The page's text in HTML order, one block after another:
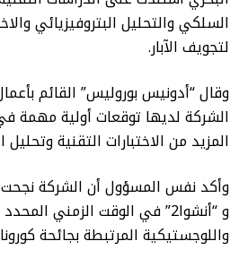
السلكي والتحليل البتروفيزيائي
لتجويف الآبار.
وقال “أدونيس بوروليس” القائم
المزيد من الاختبارات التقنية وتحليل
و “أنشوا2” في الوقت الزمني
واللوجستيكية المرتبطة بجائحة